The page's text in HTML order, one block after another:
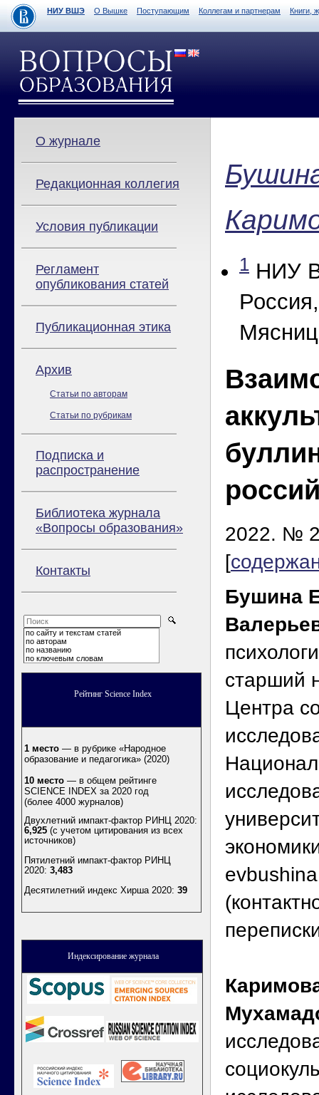
НИУ ВШЭ О Вышке Поступающим Коллегам и партнерам Книги,
О журнале
Редакционная коллегия
Условия публикации
Регламент
опубликования статей
Публикационная этика
Архив
Статьи по авторам
Статьи по рубрикам
Подписка и
распространение
Библиотека журнала
«Вопросы образования»
Контакты
по сайту и текстам статей
по авторам
по названию
по ключевым словам
Рейтинг Science Index
1 место — в рубрике «Народное
образование и педагогика» (2020)
10 место — в общем рейтинге
SCIENCE INDEX за 2020 год
(более 4000 журналов)
Двухлетний импакт-фактор РИНЦ 2020:
6,925 (с учетом цитирования из всех
источников)
Пятилетний импакт-фактор РИНЦ
2020: 3,483
Десятилетний индекс Хирша 2020: 39
Индексирование журнала
1 НИУ
2022. №
[
Бушина
старший
Центра